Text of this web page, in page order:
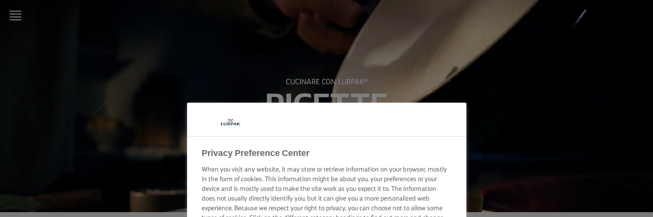
SPALMATURA,
CUCINARE CON LURPAK®
RICETTE
Privacy Preference Center
When you visit any website, it may store or retrieve information on your browser, mostly
in the form of cookies. This information might be about you, your preferences or your
device and is mostly used to make the site work as you expect it to. The information
does not usually directly identify you, but it can give you a more personalized web
experience. Because we respect your right to privacy, you can choose not to allow some